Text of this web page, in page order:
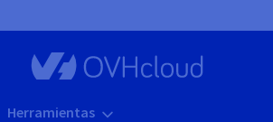
Herramientas